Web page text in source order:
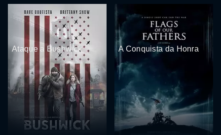
Ataque a Bushwick A Conquista da Honra